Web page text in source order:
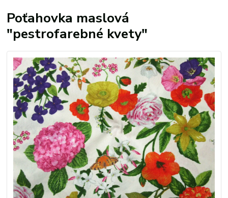
Poťahovka maslová
"pestrofarebné kvety"